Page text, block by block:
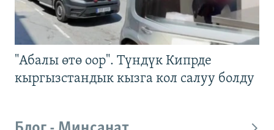
"Абалы өтө оор". Түндүк Кипрде
кыргызстандык кызга кол салуу болду